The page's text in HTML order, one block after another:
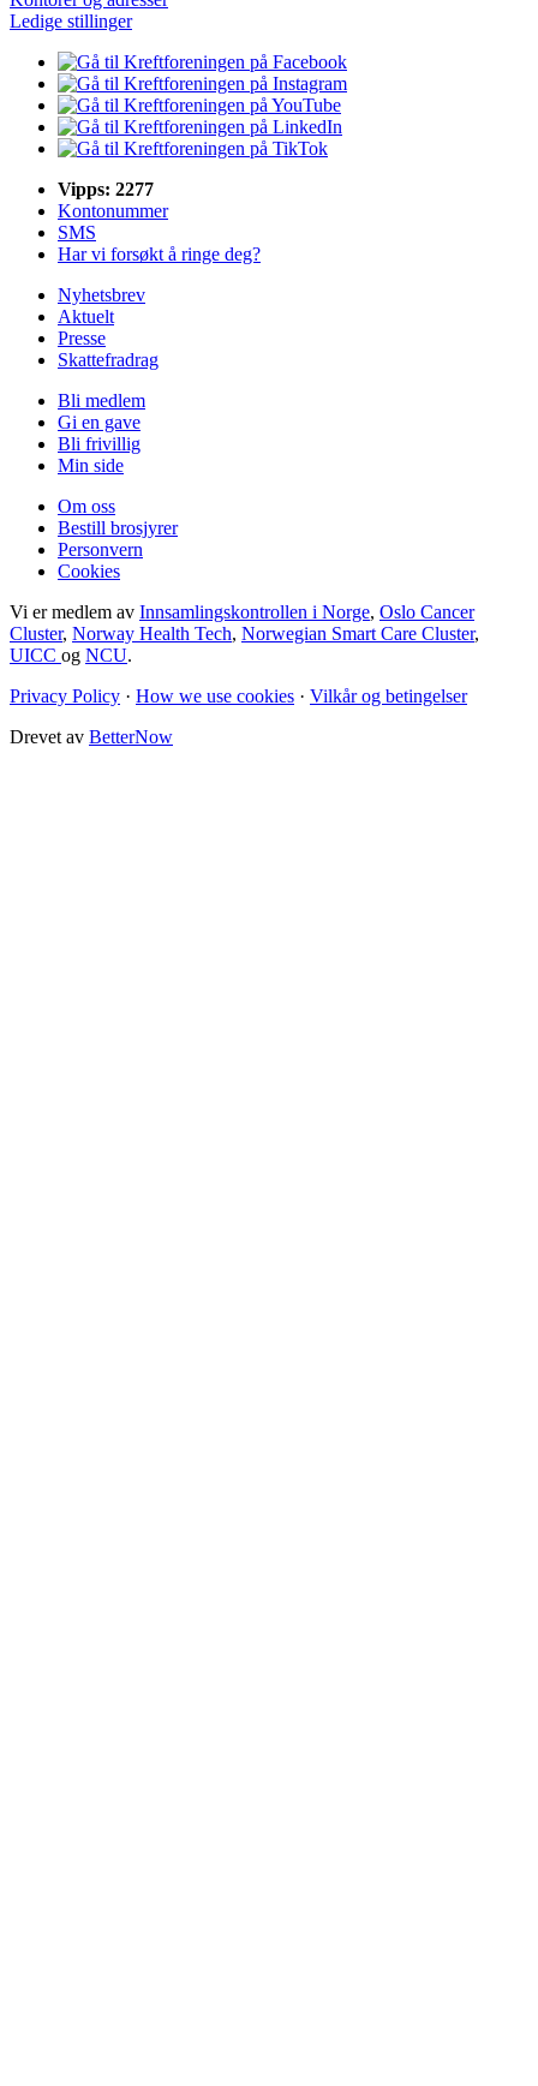
Ledige stillinger
Vipps: 2277
Kontonummer
SMS
Har vi forsøkt å ringe deg?
Nyhetsbrev
Aktuelt
Presse
Skattefradrag
Bli medlem
Gi en gave
Bli frivillig
Min side
Om oss
Bestill brosjyrer
Personvern
Cookies
Vi er medlem av Innsamlingskontrollen i Norge, Oslo Cancer
Cluster, Norway Health Tech, Norwegian Smart Care Cluster,
UICC og NCU.
Privacy Policy · How we use cookies · Vilkår og betingelser
Drevet av BetterNow